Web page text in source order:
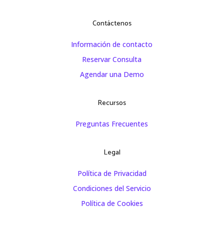
Contáctenos
Información de contacto
Reservar Consulta
Agendar una Demo
Recursos
Preguntas Frecuentes
Legal
Política de Privacidad
Condiciones del Servicio
Política de Cookies